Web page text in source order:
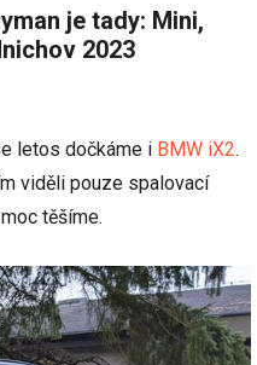
2023
letos dočkáme i BMW iX2.
viděli pouze spalovací
těšíme.